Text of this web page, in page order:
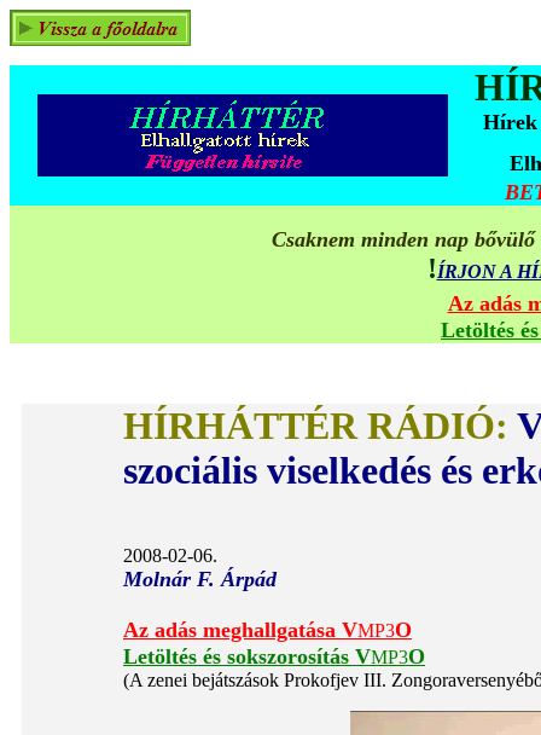
Hírek
Csaknem minden nap
!ÍRJON A
Az adás
Letöltés
HÍRHÁTTÉR RÁDIÓ:
szociális viselkedés és
2008-02-06.
Molnár F. Árpád
Az adás meghallgatása VMP3O
Letöltés és sokszorosítás VMP3O
(A zenei bejátszások Prokofjev III.